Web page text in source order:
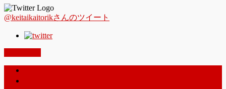
@keitaikaitorikさんのツイート